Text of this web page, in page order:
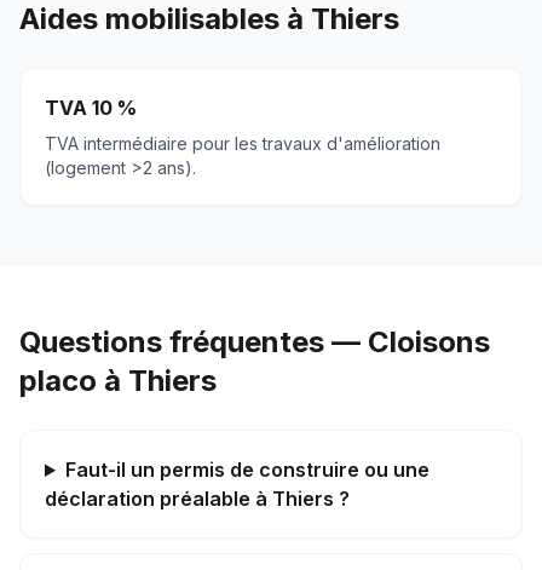
Aides mobilisables à Thiers
TVA 10 %
TVA intermédiaire pour les travaux d'amélioration
(logement >2 ans).
Questions fréquentes — Cloisons
placo à Thiers
Faut-il un permis de construire ou une
déclaration préalable à Thiers ?